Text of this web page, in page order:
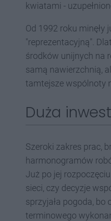
kwiatami -
Od 1992 roku minęły
"reprezentacyjną".
środków unijnych na
samą nawierzchnią,
tamtejsze wspólnoty
Duża
Szeroki zakres prac,
harmonogramów
Już po jej
sieci, czy decyzje
sprzyjała pogoda, bo
terminowego